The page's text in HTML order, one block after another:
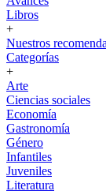
Libros
+
Nuestros
Categorías
+
Arte
Ciencias sociales
Economía
Gastronomía
Género
Infantiles
Juveniles
Literatura